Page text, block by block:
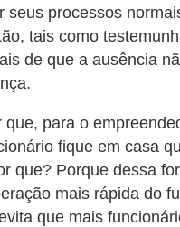
seus processos
tais como
de que a ausência
que, para o
fique em casa
que? Porque dessa
mais rápida do
que mais